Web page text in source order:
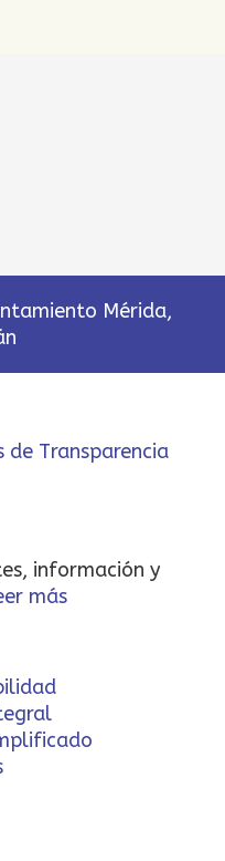
Mérida,
Transparencia
información y
más